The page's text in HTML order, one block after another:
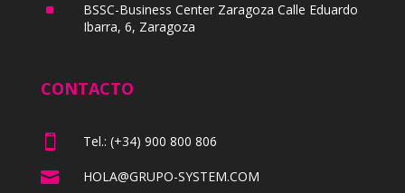
^
BSSC-Business Center Zaragoza Calle Eduardo
Ibarra, 6, Zaragoza
CONTACTO
 Tel.: (+34) 900 800 806
 HOLA@GRUPO-SYSTEM.COM